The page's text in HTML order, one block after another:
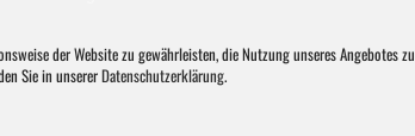
der Website zu gewährleisten, die Nutzung unseres Angebotes zu
Sie in unsererDatenschutzerklärung.